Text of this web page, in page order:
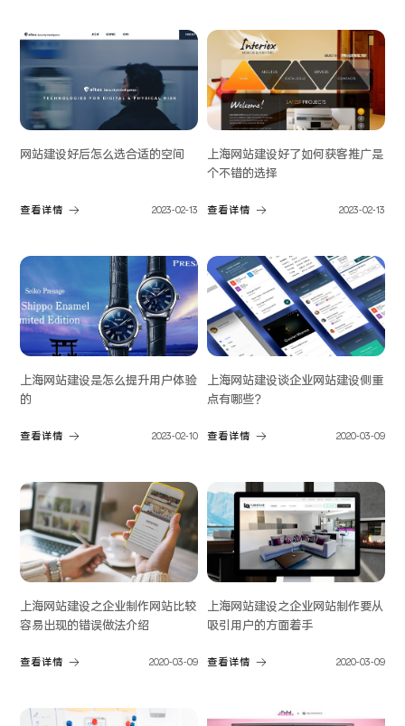
网站建设好后怎么选合适的空间
查看详情 2023-02-13
上海网站建设好了如何获客推广是
个不错的选择
查看详情 2023-02-13
上海网站建设是怎么提升用户体验
的
查看详情 2023-02-10
上海网站建设谈企业网站建设侧重
点有哪些？
查看详情 2020-03-09
上海网站建设之企业制作网站比较
容易出现的错误做法介绍
查看详情 2020-03-09
上海网站建设之企业网站制作要从
吸引用户的方面着手
查看详情 2020-03-09